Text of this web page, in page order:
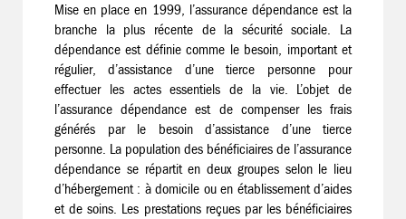
Mise en place en 1999, l’assurance dépendance est la
branche la plus récente de la sécurité sociale. La
dépendance est définie comme le besoin, important et
régulier, d’assistance d’une tierce personne pour
effectuer les actes essentiels de la vie. L’objet de
l’assurance dépendance est de compenser les frais
générés par le besoin d’assistance d’une tierce
personne. La population des bénéficiaires de l’assurance
dépendance se répartit en deux groupes selon le lieu
d’hébergement : à domicile ou en établissement d’aides
et de soins. Les prestations reçues par les bénéficiaires